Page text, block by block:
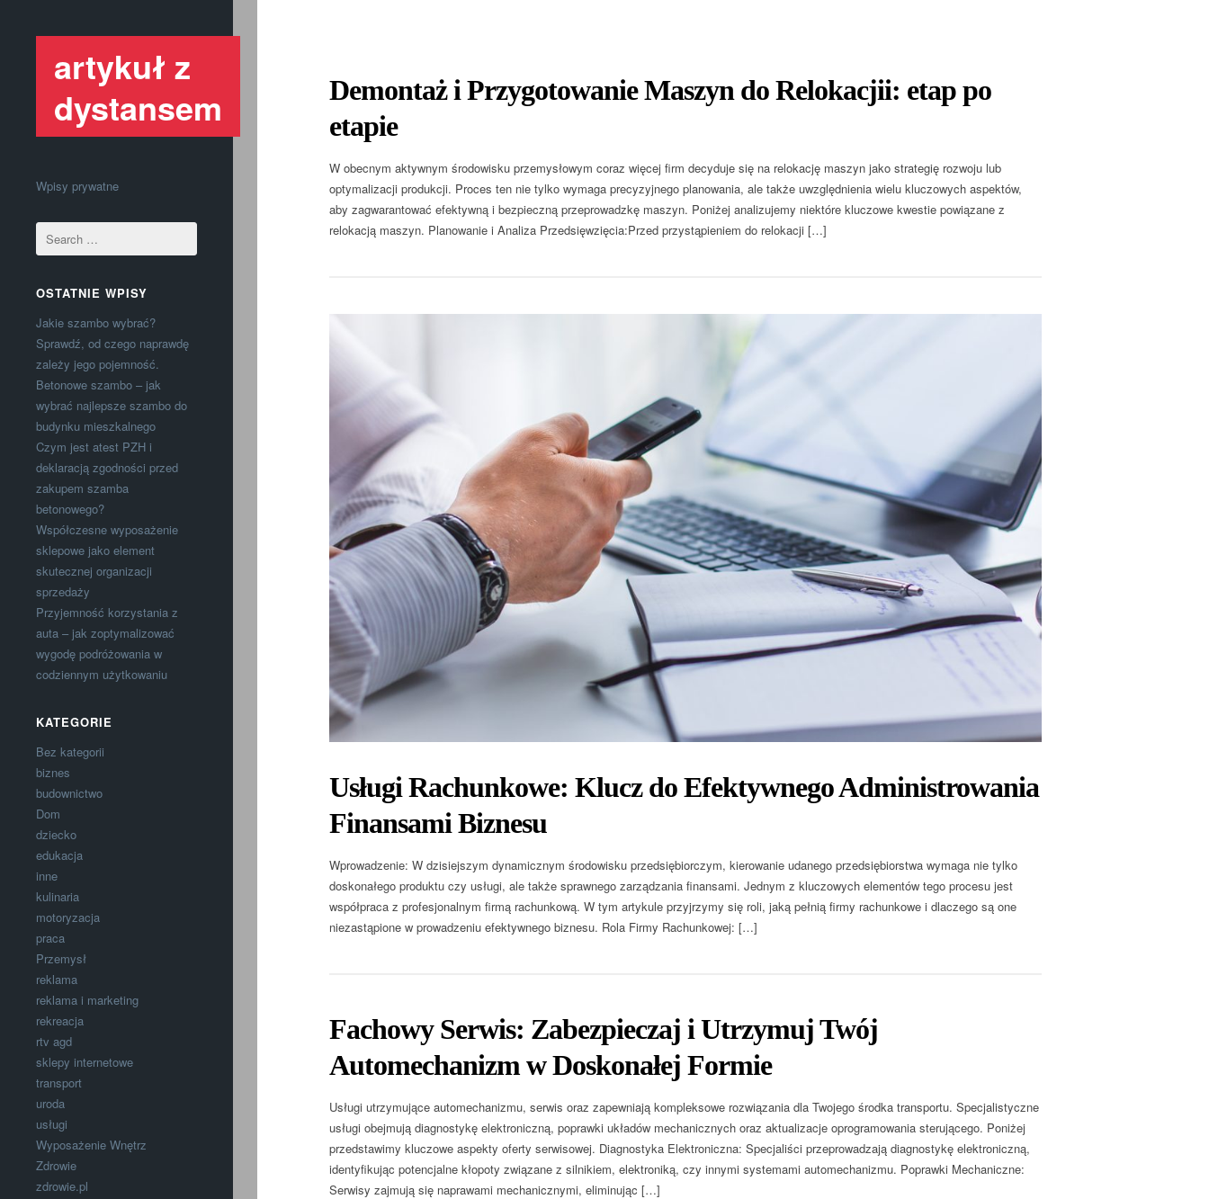
artykuł z
dystansem
Wpisy prywatne
OSTATNIE WPISY
Jakie szambo wybrać?
Sprawdź, od czego naprawdę
zależy jego pojemność.
Betonowe szambo – jak
wybrać najlepsze szambo do
budynku mieszkalnego
Czym jest atest PZH i
deklaracją zgodności przed
zakupem szamba
betonowego?
Współczesne wyposażenie
sklepowe jako element
skutecznej organizacji
sprzedaży
Przyjemność korzystania z
auta – jak zoptymalizować
wygodę podróżowania w
codziennym użytkowaniu
KATEGORIE
Bez kategorii
biznes
budownictwo
Dom
dziecko
edukacja
inne
kulinaria
motoryzacja
praca
Przemysł
reklama
reklama i marketing
rekreacja
rtv agd
sklepy internetowe
transport
uroda
usługi
Wyposażenie Wnętrz
Zdrowie
zdrowie.pl
Demontaż i Przygotowanie Maszyn do Relokacjii: etap po
etapie
W obecnym aktywnym środowisku przemysłowym coraz więcej firm decyduje się na relokację maszyn jako strategię rozwoju lub
optymalizacji produkcji. Proces ten nie tylko wymaga precyzyjnego planowania, ale także uwzględnienia wielu kluczowych aspektów,
aby zagwarantować efektywną i bezpieczną przeprowadzkę maszyn. Poniżej analizujemy niektóre kluczowe kwestie powiązane z
relokacją maszyn. Planowanie i Analiza Przedsięwzięcia:Przed przystąpieniem do relokacji […]
Usługi Rachunkowe: Klucz do Efektywnego Administrowania
Finansami Biznesu
Wprowadzenie: W dzisiejszym dynamicznym środowisku przedsiębiorczym, kierowanie udanego przedsiębiorstwa wymaga nie tylko
doskonałego produktu czy usługi, ale także sprawnego zarządzania finansami. Jednym z kluczowych elementów tego procesu jest
współpraca z profesjonalnym firmą rachunkową. W tym artykule przyjrzymy się roli, jaką pełnią firmy rachunkowe i dlaczego są one
niezastąpione w prowadzeniu efektywnego biznesu. Rola Firmy Rachunkowej: […]
Fachowy Serwis: Zabezpieczaj i Utrzymuj Twój
Automechanizm w Doskonałej Formie
Usługi utrzymujące automechanizmu, serwis oraz zapewniają kompleksowe rozwiązania dla Twojego środka transportu. Specjalistyczne
usługi obejmują diagnostykę elektroniczną, poprawki układów mechanicznych oraz aktualizacje oprogramowania sterującego. Poniżej
przedstawimy kluczowe aspekty oferty serwisowej. Diagnostyka Elektroniczna: Specjaliści przeprowadzają diagnostykę elektroniczną,
identyfikując potencjalne kłopoty związane z silnikiem, elektroniką, czy innymi systemami automechanizmu. Poprawki Mechaniczne:
Serwisy zajmują się naprawami mechanicznymi, eliminując […]